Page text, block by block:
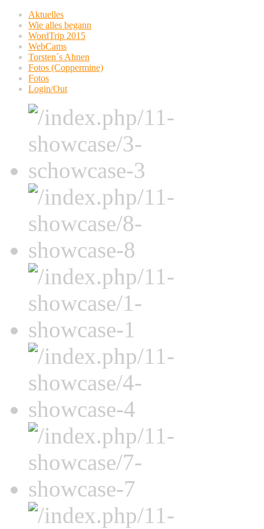
Aktuelles
Wie alles begann
WordTrip 2015
WebCams
Torsten´s Ahnen
Fotos (Coppermine)
Fotos
Login/Out